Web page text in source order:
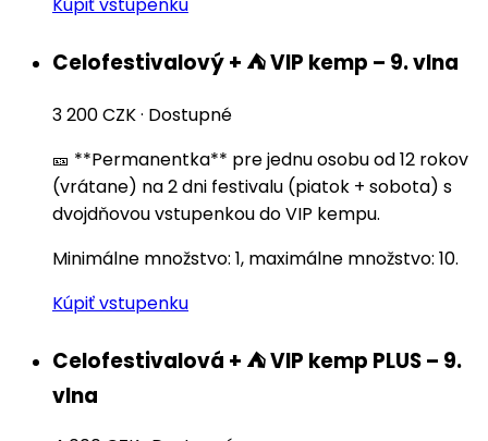
Celofestivalový + ⛺️ VIP kemp – 9. vlna
3 200 CZK· Dostupné
🎫 **Permanentka** pre jednu osobu od 12 rokov
(vrátane) na 2 dni festivalu (piatok + sobota) s
dvojdňovou vstupenkou do VIP kempu.
Minimálne množstvo: 1, maximálne množstvo: 10.
Kúpiť vstupenku
Celofestivalová + ⛺️ VIP kemp PLUS – 9.
vlna